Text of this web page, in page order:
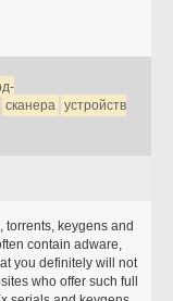
сканера устройств
keygens and
contain adware,
you definitely will not
who offer such full